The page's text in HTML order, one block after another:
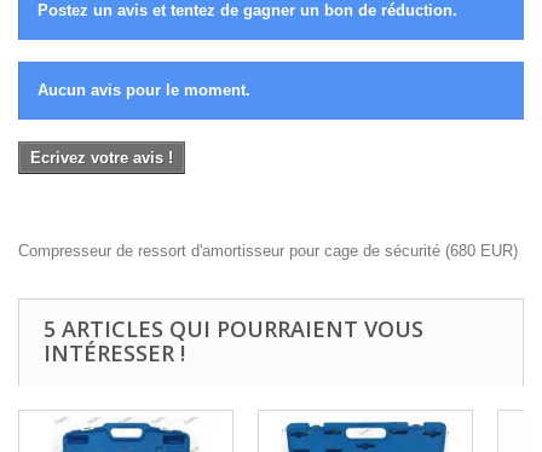
Postez un avis et tentez de gagner un bon de réduction.
Aucun avis pour le moment.
Ecrivez votre avis !
Compresseur de ressort d'amortisseur pour cage de sécurité (680 EUR)
5 ARTICLES QUI POURRAIENT VOUS
INTÉRESSER !